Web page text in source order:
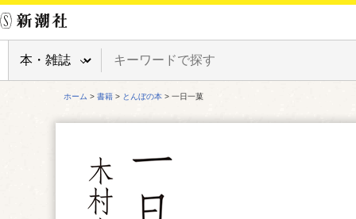
ホーム > 書籍 > とんぼの本 > 一日一菓